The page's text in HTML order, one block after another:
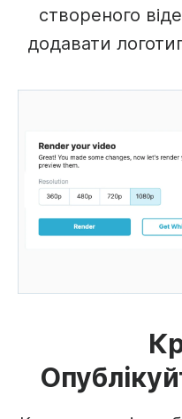
створеного
додавати